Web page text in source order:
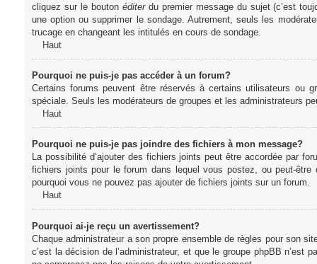
cliquez sur le bouton éditerdu premier message du sujet (c’est
une option ou supprimer le sondage. Autrement, seuls les
trucage en changeant les intitulés en cours de sondage.
Haut
Pourquoi ne puis-je pas accéder à un forum?
Certains forums peuvent être réservés à certains utilisateurs ou
spéciale. Seuls les modérateurs de groupes et les administrateurs
Haut
Pourquoi ne puis-je pas joindre des fichiers à mon message?
La possibilité d’ajouter des fichiers joints peut être accordée par
fichiers joints pour le forum dans lequel vous postez, ou peut-
pourquoi vous ne pouvez pas ajouter de fichiers joints sur un forum.
Haut
Pourquoi ai-je reçu un avertissement?
Chaque administrateur a son propre ensemble de règles pour son
c’est la décision de l’administrateur, et que le groupe phpBB n’est